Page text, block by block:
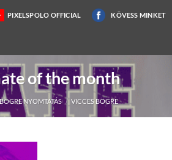
PIXELSPOLO OFFICIAL KÖVESS MINKET
of the month
NYOMTATÁS / VICCES BÖGRE